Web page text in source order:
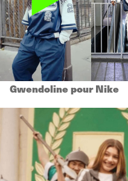
Gwendoline pour Nike